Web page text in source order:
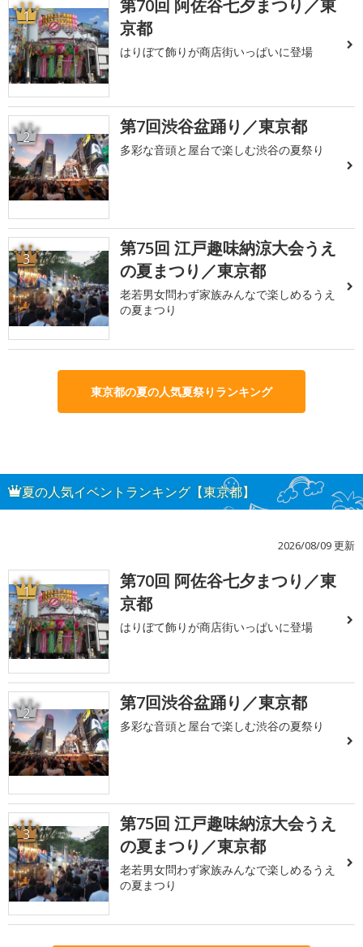
1
第70回 阿佐谷七夕まつり／東
京都
はりぼて飾りが商店街いっぱいに登場
2 第7回渋谷盆踊り／東京都
多彩な音頭と屋台で楽しむ渋谷の夏祭り
3
第75回 江戸趣味納涼大会うえ
の夏まつり／東京都
老若男女問わず家族みんなで楽しめるうえ
の夏まつり
東京都の夏の人気夏祭りランキング
夏の人気イベントランキング【東京都】
2026/08/09 更新
1
第70回 阿佐谷七夕まつり／東
京都
はりぼて飾りが商店街いっぱいに登場
2 第7回渋谷盆踊り／東京都
多彩な音頭と屋台で楽しむ渋谷の夏祭り
3
第75回 江戸趣味納涼大会うえ
の夏まつり／東京都
老若男女問わず家族みんなで楽しめるうえ
の夏まつり